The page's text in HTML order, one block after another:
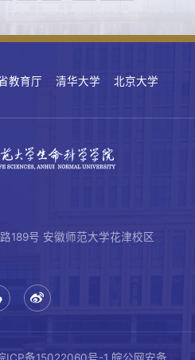
教育厅 清华大学
北京大学
189号 安徽师范大学花津校区